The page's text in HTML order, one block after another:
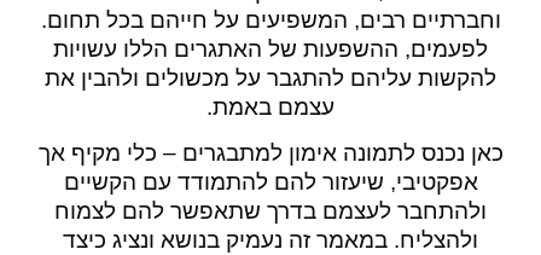
וחברתיים רבים, המשפיעים על חייהם בכל תחום.
לפעמים, ההשפעות של האתגרים הללו עשויות
להקשות עליהם להתגבר על מכשולים ולהבין את
עצמם באמת.
כאן נכנס לתמונה אימון למתבגרים – כלי מקיף אך
אפקטיבי, שיעזור להם להתמודד עם הקשיים
ולהתחבר לעצמם בדרך שתאפשר להם לצמוח
ולהצליח. במאמר זה נעמיק בנושא ונציג כיצד